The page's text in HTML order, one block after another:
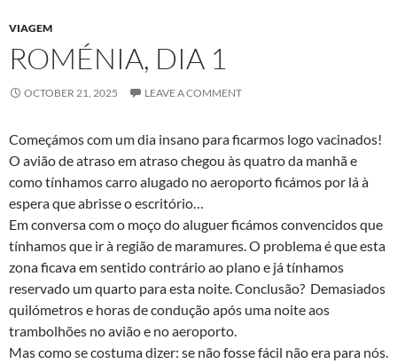
VIAGEM
ROMÉNIA, DIA 1
OCTOBER 21, 2025 LEAVE A COMMENT
Começámos com um dia insano para ficarmos logo vacinados!
O avião de atraso em atraso chegou às quatro da manhã e
como tínhamos carro alugado no aeroporto ficámos por lá à
espera que abrisse o escritório…
Em conversa com o moço do aluguer ficámos convencidos que
tínhamos que ir à região de maramures. O problema é que esta
zona ficava em sentido contrário ao plano e já tínhamos
reservado um quarto para esta noite. Conclusão? Demasiados
quilómetros e horas de condução após uma noite aos
trambolhões no avião e no aeroporto.
Mas como se costuma dizer: se não fosse fácil não era para nós.